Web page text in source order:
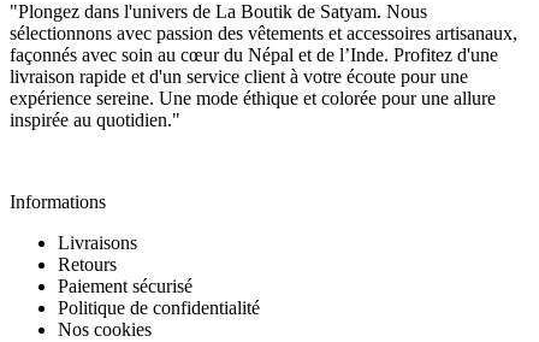
"Plongez dans l'univers de La Boutik de Satyam. Nous
sélectionnons avec passion des vêtements et accessoires artisanaux,
façonnés avec soin au cœur du Népal et de l’Inde. Profitez d'une
livraison rapide et d'un service client à votre écoute pour une
expérience sereine. Une mode éthique et colorée pour une allure
inspirée au quotidien."
Informations
Livraisons
Retours
Paiement sécurisé
Politique de confidentialité
Nos cookies